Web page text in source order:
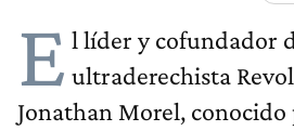
E l líder y cofundador
ultraderechista
Jonathan Morel,